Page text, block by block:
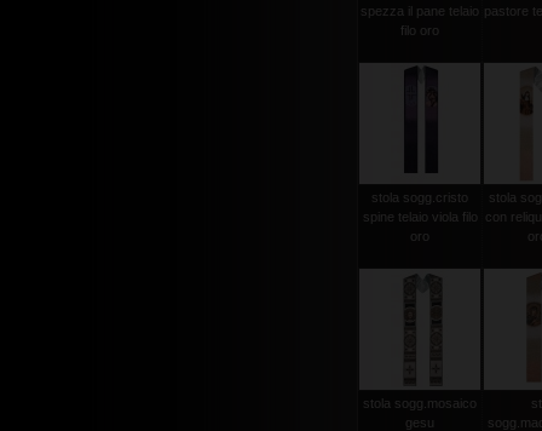
spezza il pane telaio
filo oro
pastore
stola sogg.cristo
spine telaio viola filo
oro
stola
con
stola sogg.mosaico
gesu